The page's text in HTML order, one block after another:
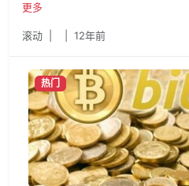
更多
滚动 12年前
热门